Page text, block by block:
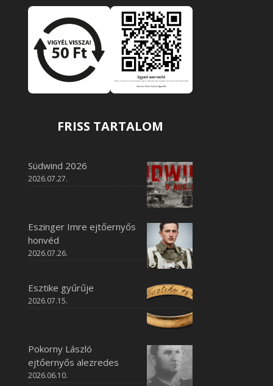
FRISS TARTALOM
Südwind 2026
2026.07.27.
Eszinger Imre ejtőernyős
honvéd
2026.07.26.
Esztike gyűrűje
2026.07.15.
Pokorny László
ejtőernyős alezredes
2026.06.10.